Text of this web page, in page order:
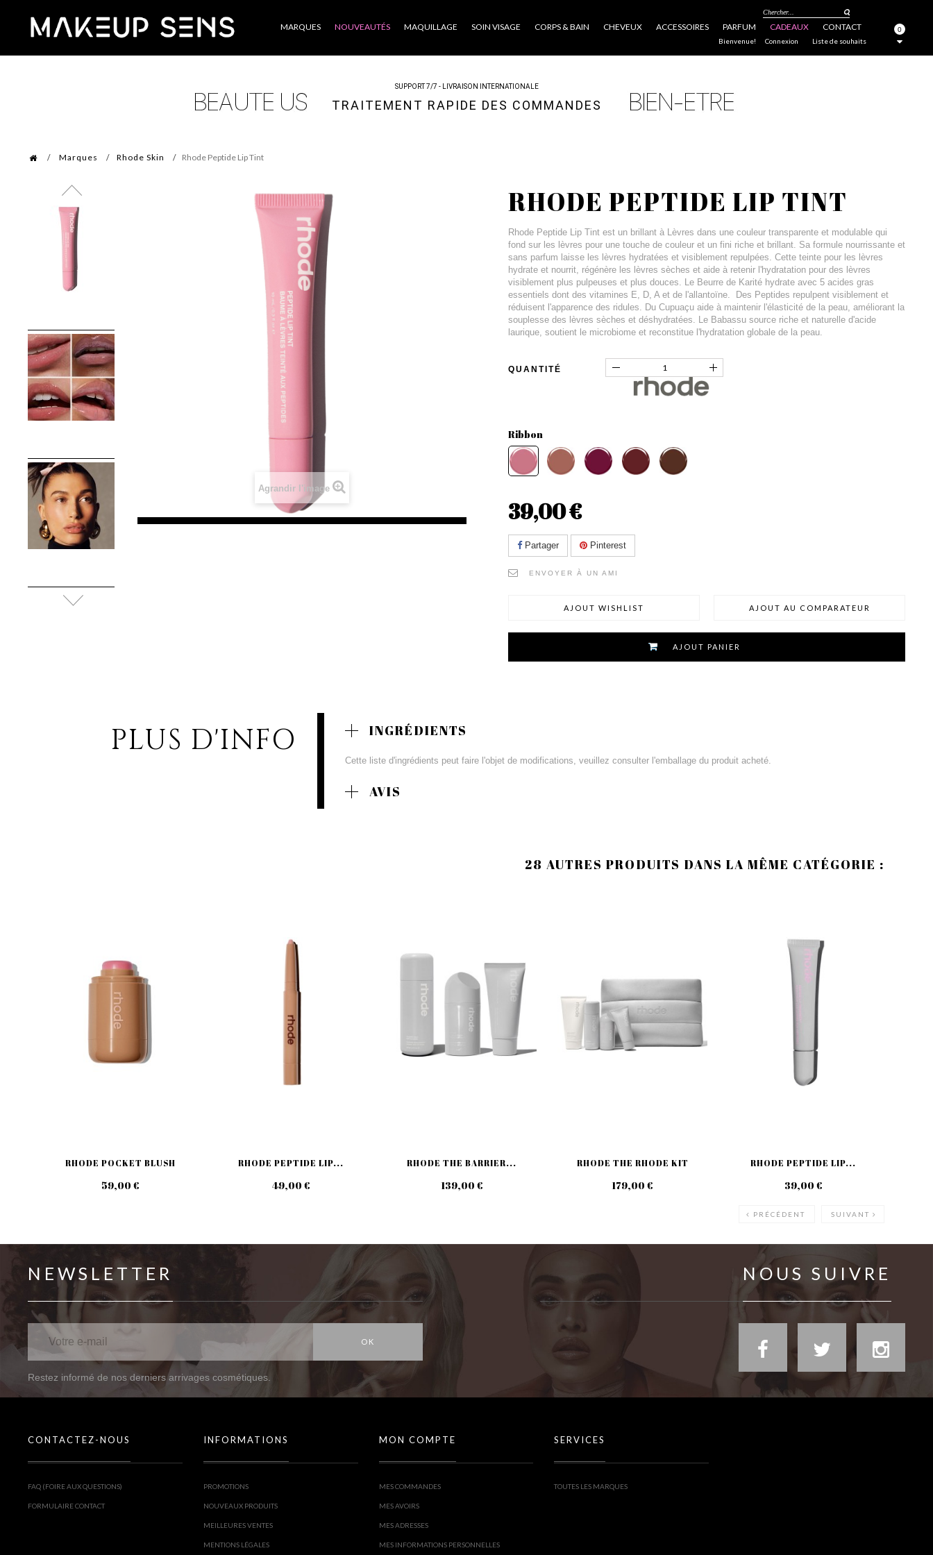
Catégories MARQUES NOUVEAUTÉS MAQUILLAGE SOIN VISAGE CORPS & BAIN CHEVEUX ACCESSOIRES PARFUM CADEAUX CONTACT
Chercher...
0
Liste de souhaits
Bienvenue! Connexion
SUPPORT 7/7 - LIVRAISON INTERNATIONALE
TRAITEMENT RAPIDE DES COMMANDES
Marques Rhode Skin Rhode Peptide Lip Tint
Agrandir l'image
RHODE PEPTIDE LIP TINT
Rhode Peptide Lip Tint est un brillant à Lèvres dans une couleur transparente et modulable qui
fond sur les lèvres pour une touche de couleur et un fini riche et brillant. Sa formule nourrissante et
sans parfum laisse les lèvres hydratées et visiblement repulpées. Cette teinte pour les lèvres
hydrate et nourrit, régénère les lèvres sèches et aide à retenir l'hydratation pour des lèvres
visiblement plus pulpeuses et plus douces. Le Beurre de Karité hydrate avec 5 acides gras
essentiels dont des vitamines E, D, A et de l'allantoïne. Des Peptides repulpent visiblement et
réduisent l'apparence des ridules. Du Cupuaçu aide à maintenir l'élasticité de la peau, améliorant la
souplesse des lèvres sèches et déshydratées. Le Babassu source riche et naturelle d'acide
laurique, soutient le microbiome et reconstitue l'hydratation globale de la peau.
QUANTITÉ
Ribbon
39,00 €
Partager Pinterest
ENVOYER À UN AMI
AJOUT WISHLIST AJOUT AU COMPARATEUR
AJOUT PANIER
PLUS D'INFO INGRÉDIENTS
Cette liste d'ingrédients peut faire l'objet de modifications, veuillez consulter l'emballage du produit acheté.
AVIS
28 AUTRES PRODUITS DANS LA MÊME CATÉGORIE :
RHODE POCKET BLUSH
59,00 €
RHODE PEPTIDE LIP...
49,00 €
RHODE THE BARRIER...
139,00 €
RHODE THE RHODE KIT
179,00 €
RHODE PEPTIDE LIP...
39,00 €
PRÉCÉDENT SUIVANT
NEWSLETTER
OK
Restez informé de nos derniers arrivages cosmétiques.
NOUS SUIVRE
CONTACTEZ-NOUS
FAQ (FOIRE AUX QUESTIONS)
FORMULAIRE CONTACT
INFORMATIONS
PROMOTIONS
NOUVEAUX PRODUITS
MEILLEURES VENTES
MENTIONS LÉGALES
MON COMPTE
MES COMMANDES
MES AVOIRS
MES ADRESSES
MES INFORMATIONS PERSONNELLES
SERVICES
TOUTES LES MARQUES